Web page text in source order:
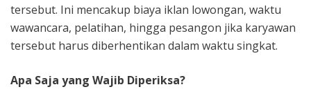
tersebut. Ini mencakup biaya iklan lowongan, waktu
wawancara, pelatihan, hingga pesangon jika karyawan
tersebut harus diberhentikan dalam waktu singkat.
Apa Saja yang Wajib Diperiksa?